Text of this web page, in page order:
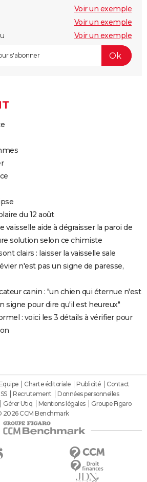
Voir un exemple
Voir un exemple
Voir un exemple
du 12 août
vaisselle aide à dégraisser la paroi de
solution selon ce chimiste
clairs : laisser la vaisselle sale
n'est pas un signe de paresse,
canin : "un chien qui éternue n'est
signe pour dire qu'il est heureux"
: voici les 3 détails à vérifier pour
Equipe Charte éditoriale Publicité
Contact
Recrutement
Données personnelles
Gérer Utiq Mentions légales
Groupe Figaro
2026 CCM Benchmark